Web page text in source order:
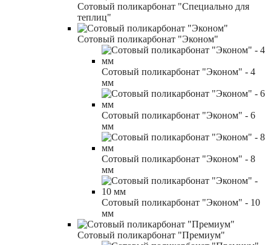
Сотовый поликарбонат "Специально для
теплиц"
Сотовый поликарбонат "Эконом"
Сотовый поликарбонат "Эконом" - 4
мм
Сотовый поликарбонат "Эконом" - 6
мм
Сотовый поликарбонат "Эконом" - 8
мм
Сотовый поликарбонат "Эконом" - 10
мм
Сотовый поликарбонат "Премиум"